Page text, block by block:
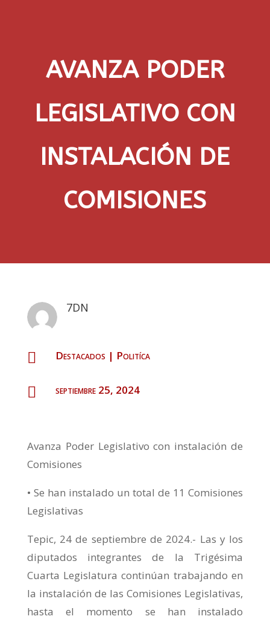
AVANZA PODER
LEGISLATIVO CON
INSTALACIÓN DE
COMISIONES
7DN
 Destacados | Politíca
 septiembre 25, 2024
Avanza Poder Legislativo con instalación de
Comisiones
• Se han instalado un total de 11 Comisiones
Legislativas
Tepic, 24 de septiembre de 2024.- Las y los
diputados integrantes de la Trigésima
Cuarta Legislatura continúan trabajando en
la instalación de las Comisiones Legislativas,
hasta el momento se han instalado